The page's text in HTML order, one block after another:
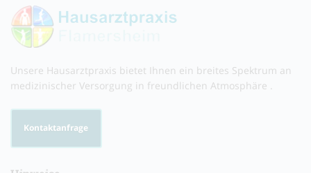
Unsere Hausarztpraxis bietet Ihnen ein breites Spektrum an
medizinischer Versorgung in freundlichen Atmosphäre .
Kontaktanfrage